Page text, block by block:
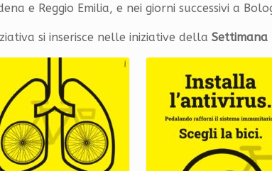
e Reggio Emilia, e nei giorni successivi a
si inserisce nelle iniziative della